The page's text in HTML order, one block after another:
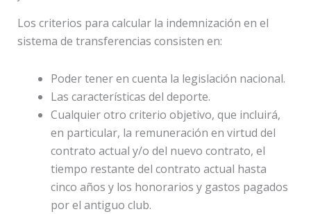
Los criterios para calcular la indemnización en el
sistema de transferencias consisten en:
Poder tener en cuenta la legislación nacional.
Las características del deporte.
Cualquier otro criterio objetivo, que incluirá,
en particular, la remuneración en virtud del
contrato actual y/o del nuevo contrato, el
tiempo restante del contrato actual hasta
cinco años y los honorarios y gastos pagados
por el antiguo club.